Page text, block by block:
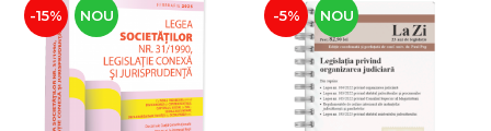
-15% NOU -5% NOU